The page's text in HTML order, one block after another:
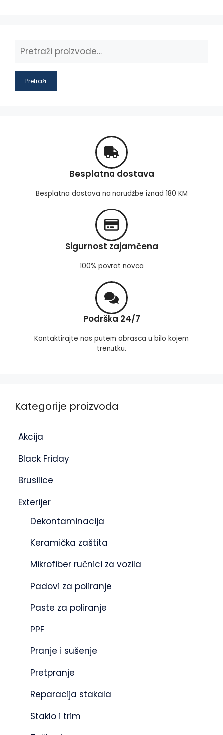
Pretraži
Besplatna dostava
Besplatna dostava na narudžbe iznad 180 KM
Sigurnost zajamčena
100% povrat novca
Podrška 24/7
Kontaktirajte nas putem obrasca u bilo kojem
trenutku.
Kategorije proizvoda
Akcija
Black Friday
Brusilice
Exterijer
Dekontaminacija
Keramička zaštita
Mikrofiber ručnici za vozila
Padovi za poliranje
Paste za poliranje
PPF
Pranje i sušenje
Pretpranje
Reparacija stakala
Staklo i trim